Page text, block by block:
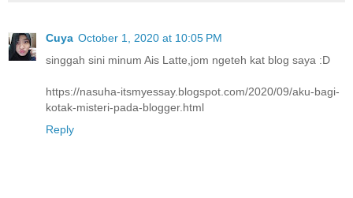
Cuya October 1, 2020 at 10:05 PM
singgah sini minum Ais Latte,jom ngeteh kat blog saya :D
https://nasuha-itsmyessay.blogspot.com/2020/09/aku-bagi-
kotak-misteri-pada-blogger.html
Reply